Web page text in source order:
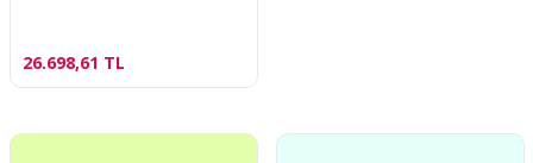
26.698,61 TL